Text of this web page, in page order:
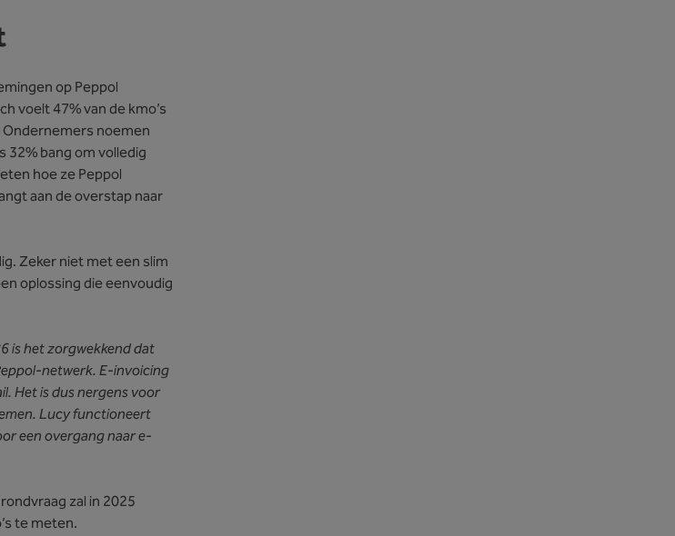
op Peppol
voelt 47% van de kmo’s
noemen
bang om volledig
hoe ze Peppol
aan de overstap naar
Zeker niet met een slim
oplossing die eenvoudig
is het zorgwekkend dat
netwerk. E-invoicing
Het is dus nergens voor
Lucy functioneert
een overgang naar e-
zal in 2025
te meten.